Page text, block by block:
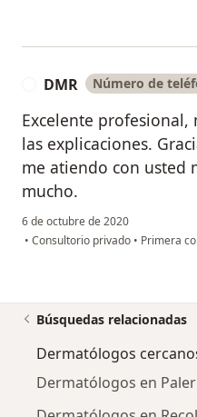
DMR Número de
Excelente profesional,
las explicaciones.
me atiendo con usted
mucho.
6 de octubre de 2020
• Consultorio privado • Primera
Búsquedas relacionadas
Dermatólogos
Dermatólogos en